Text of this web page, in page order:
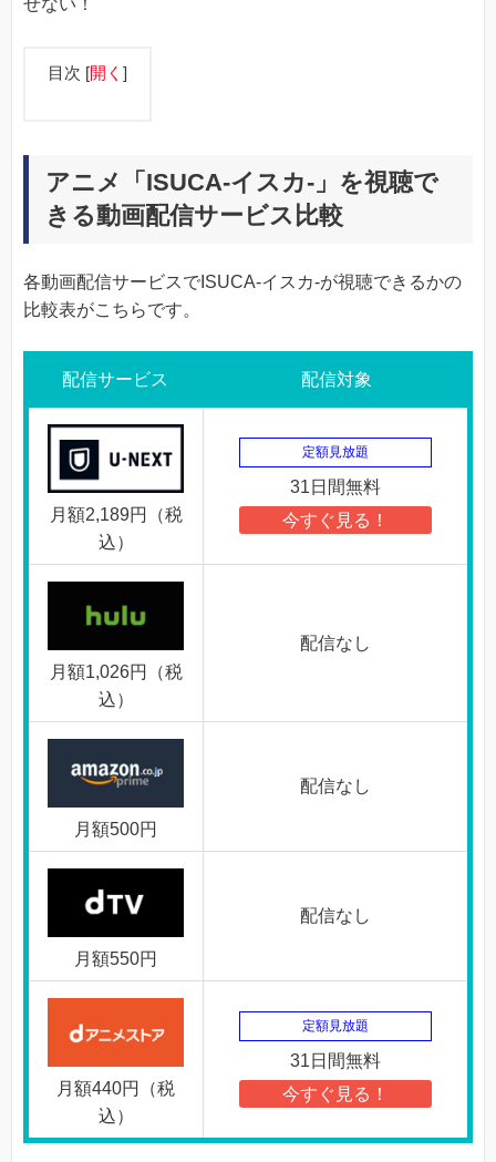
せない！
目次 [開く ]
アニメ「ISUCA-イスカ-」を視聴で
きる動画配信サービス比較
各動画配信サービスでISUCA-イスカ-が視聴できるかの
比較表がこちらです。
配信サービス 配信対象
月額2,189円（税
込）
定額見放題
31日間無料
今すぐ見る！
月額1,026円（税
込）
配信なし
月額500円
配信なし
月額550円
配信なし
月額440円（税
込）
定額見放題
31日間無料
今すぐ見る！